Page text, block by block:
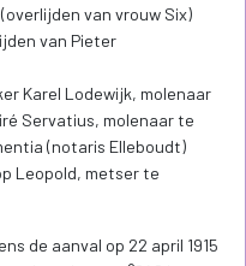
van vrouw Six)
van Pieter
Karel Lodewijk, molenaar
Servatius, molenaar te
(notaris Elleboudt)
Leopold, metser te
de aanval op 22 april 1915